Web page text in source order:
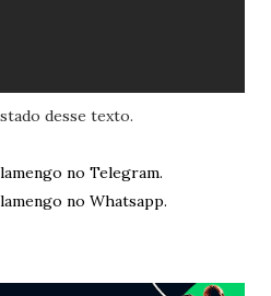
desse texto.
no Telegram.
no Whatsapp.